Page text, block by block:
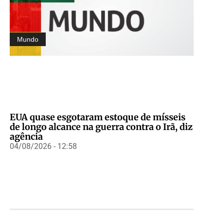
Mundo
EUA quase esgotaram estoque de mísseis
de longo alcance na guerra contra o Irã, diz
agência
04/08/2026 - 12:58